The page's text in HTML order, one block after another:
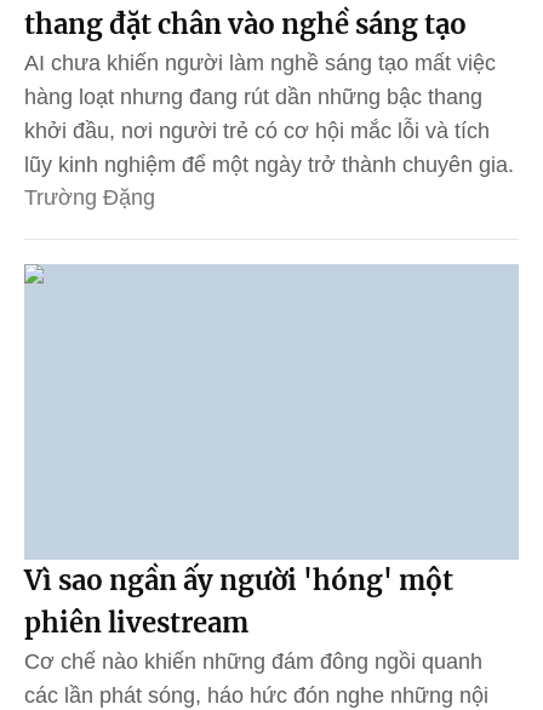
thang đặt chân vào nghề sáng tạo
AI chưa khiến người làm nghề sáng tạo mất việc
hàng loạt nhưng đang rút dần những bậc thang
khởi đầu, nơi người trẻ có cơ hội mắc lỗi và tích
lũy kinh nghiệm để một ngày trở thành chuyên gia.
Trường Đặng
Vì sao ngần ấy người 'hóng' một
phiên livestream
Cơ chế nào khiến những đám đông ngồi quanh
các lần phát sóng, háo hức đón nghe những nội